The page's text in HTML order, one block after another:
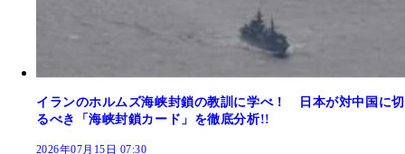
イランのホルムズ海峡封鎖の教訓に学べ！ 日本が対中国に切
るべき「海峡封鎖カード」を徹底分析!!
2026年07月15日 07:30